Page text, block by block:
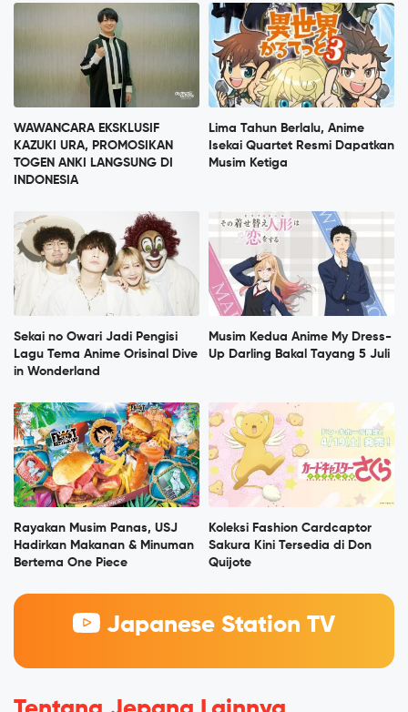
WAWANCARA EKSKLUSIF
KAZUKI URA, PROMOSIKAN
TOGEN ANKI LANGSUNG DI
INDONESIA
Lima Tahun Berlalu, Anime
Isekai Quartet Resmi Dapatkan
Musim Ketiga
Sekai no Owari Jadi Pengisi
Lagu Tema Anime Orisinal Dive
in Wonderland
Musim Kedua Anime My Dress-
Up Darling Bakal Tayang 5 Juli
Rayakan Musim Panas, USJ
Hadirkan Makanan & Minuman
Bertema One Piece
Koleksi Fashion Cardcaptor
Sakura Kini Tersedia di Don
Quijote
Japanese Station TV